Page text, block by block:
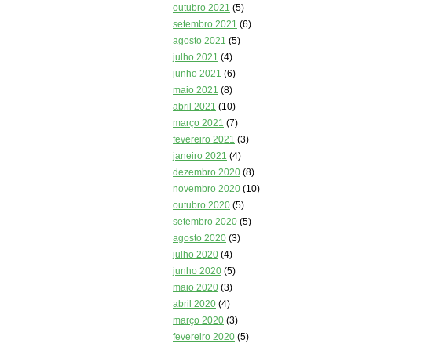
outubro 2021 (5)
setembro 2021 (6)
agosto 2021 (5)
julho 2021 (4)
junho 2021 (6)
maio 2021 (8)
abril 2021 (10)
março 2021 (7)
fevereiro 2021 (3)
janeiro 2021 (4)
dezembro 2020 (8)
novembro 2020 (10)
outubro 2020 (5)
setembro 2020 (5)
agosto 2020 (3)
julho 2020 (4)
junho 2020 (5)
maio 2020 (3)
abril 2020 (4)
março 2020 (3)
fevereiro 2020 (5)